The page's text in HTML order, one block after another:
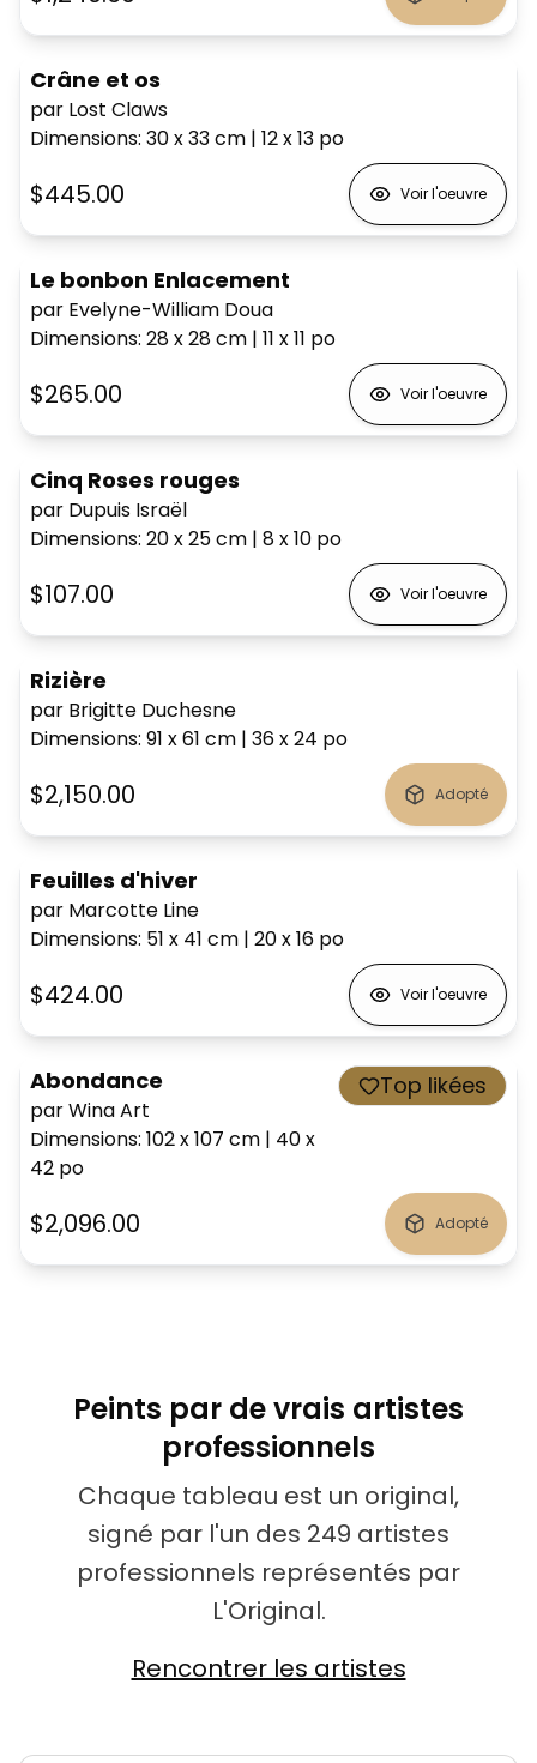
Crâne et os
par Lost Claws
Dimensions: 30 x 33cm | 12 x 13 po
$445.00 Voir l'oeuvre
Le bonbon Enlacement
par Evelyne-William Doua
Dimensions: 28 x 28cm | 11 x 11 po
$265.00 Voir l'oeuvre
Cinq Roses rouges
par Dupuis Israël
Dimensions: 20 x 25cm | 8 x 10 po
$107.00 Voir l'oeuvre
Rizière
par Brigitte Duchesne
Dimensions: 91 x 61 cm | 36 x 24 po
$2,150.00 Adopté
Feuilles d'hiver
par Marcotte Line
Dimensions: 51 x 41 cm | 20 x 16 po
$424.00 Voir l'oeuvre
Abondance
par Wina Art
Dimensions: 102 x 107 cm | 40 x
42 po
Top likées
$2,096.00 Adopté
Peints par de vrais artistes
professionnels
Chaque tableau est un original,
signé par l'un des 249 artistes
professionnels représentés par
L'Original.
Rencontrer les artistes